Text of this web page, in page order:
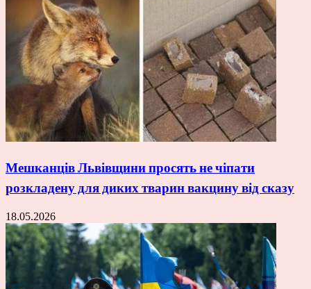
Мешканців Львівщини просять не чіпати
розкладену для диких тварин вакцину від сказу
18.05.2026